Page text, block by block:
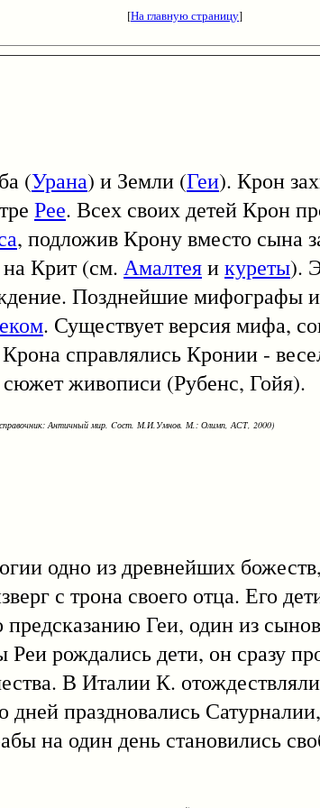
[На главную страницу]
(Урана) и Земли (Геи). Крон
Рее. Всех своих детей Крон
, подложив Крону вместо сына
на Крит (см. Амалтеяикуреты).
Позднейшие мифографы
. Существует версия мифа,
справлялись Кронии -
живописи (Рубенс, Гойя).
справочник: Античный мир. Cост. М.И.Умнов. М.: Олимп, АСТ, 2000)
одно из древнейших
с трона своего отца. Его
Геи, один из
Реи рождались дети, он сразу
В Италии К.
дней праздновались
на один день становились